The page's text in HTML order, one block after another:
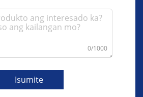
0/1000
Isumite